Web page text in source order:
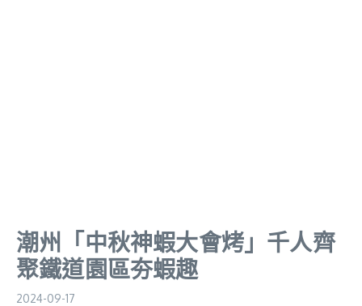
潮州「中秋神蝦大會烤」千人齊
聚鐵道園區夯蝦趣
2024-09-17